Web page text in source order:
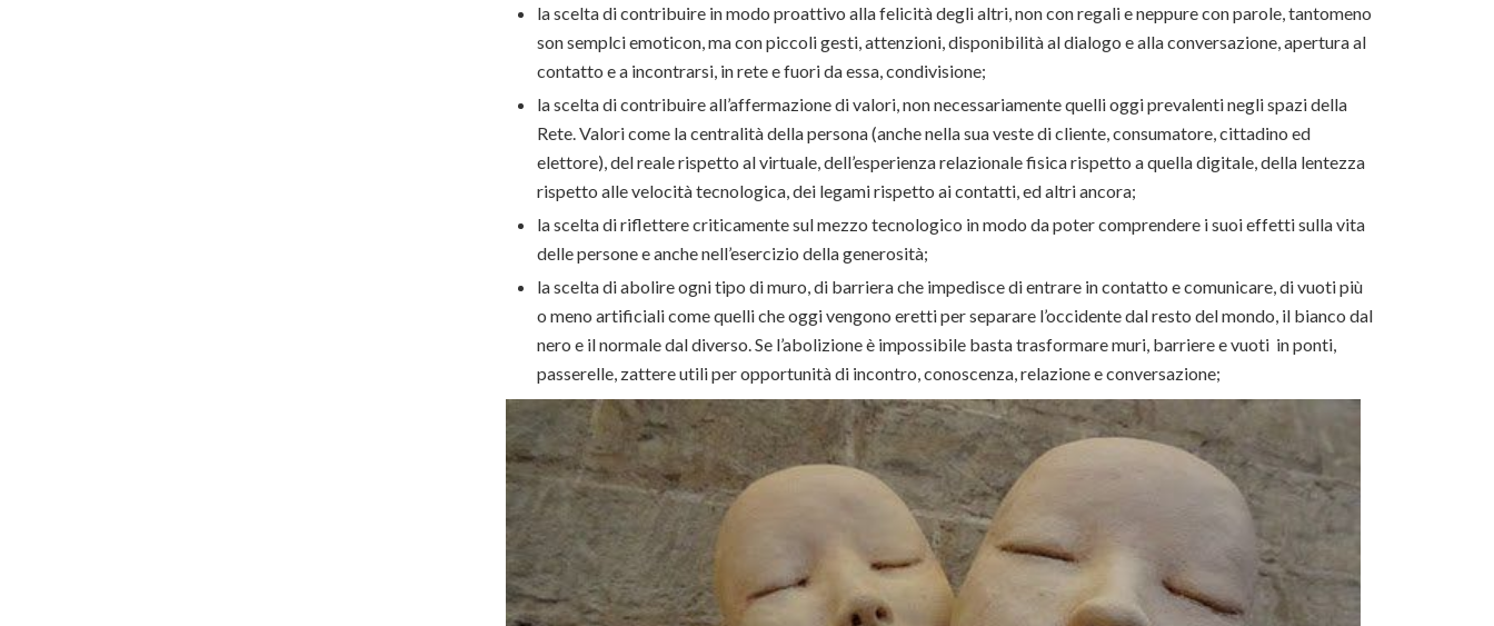
la scelta di contribuire in modo proattivo alla felicità degli altri, non con regali e neppure con parole, tantomeno
son semplci emoticon, ma con piccoli gesti, attenzioni, disponibilità al dialogo e alla conversazione, apertura al
contatto e a incontrarsi, in rete e fuori da essa, condivisione;
la scelta di contribuire all’affermazione di valori, non necessariamente quelli oggi prevalenti negli spazi della
Rete. Valori come la centralità della persona (anche nella sua veste di cliente, consumatore, cittadino ed
elettore), del reale rispetto al virtuale, dell’esperienza relazionale fisica rispetto a quella digitale, della lentezza
rispetto alle velocità tecnologica, dei legami rispetto ai contatti, ed altri ancora;
la scelta di riflettere criticamente sul mezzo tecnologico in modo da poter comprendere i suoi effetti sulla vita
delle persone e anche nell’esercizio della generosità;
la scelta di abolire ogni tipo di muro, di barriera che impedisce di entrare in contatto e comunicare, di vuoti più
o meno artificiali come quelli che oggi vengono eretti per separare l’occidente dal resto del mondo, il bianco dal
nero e il normale dal diverso. Se l’abolizione è impossibile basta trasformare muri, barriere e vuoti in ponti,
passerelle, zattere utili per opportunità di incontro, conoscenza, relazione e conversazione;